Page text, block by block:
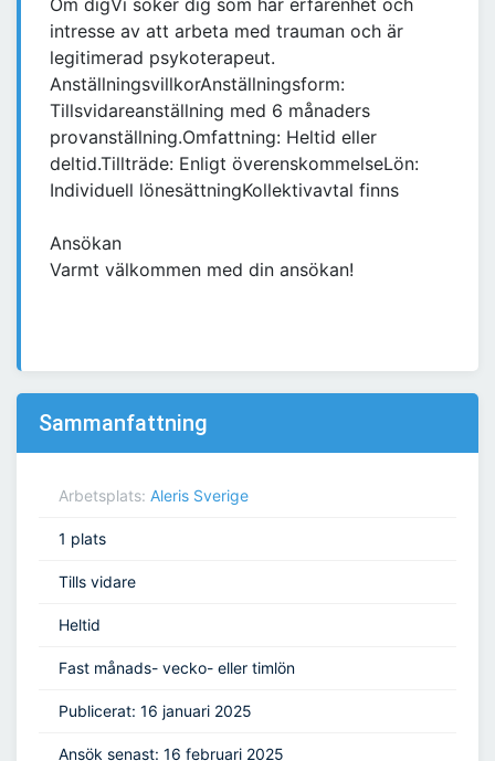
Om digVi söker dig som har erfarenhet och
intresse av att arbeta med trauman och är
legitimerad psykoterapeut.
AnställningsvillkorAnställningsform:
Tillsvidareanställning med 6 månaders
provanställning.Omfattning: Heltid eller
deltid.Tillträde: Enligt överenskommelseLön:
Individuell lönesättningKollektivavtal finns
Ansökan
Varmt välkommen med din ansökan!
Sammanfattning
Arbetsplats: Aleris Sverige
1 plats
Tills vidare
Heltid
Fast månads- vecko- eller timlön
Publicerat: 16 januari 2025
Ansök senast: 16 februari 2025